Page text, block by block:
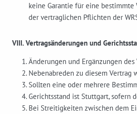
keine Garantie für eine
der vertraglichen Pflichten der
VIII. Vertragsänderungen und
Änderungen und Ergänzungen
Nebenabreden zu diesem Vertrag
Sollten eine oder mehrere
Gerichtsstand ist Stuttgart, sofern
Bei Streitigkeiten zwischen dem